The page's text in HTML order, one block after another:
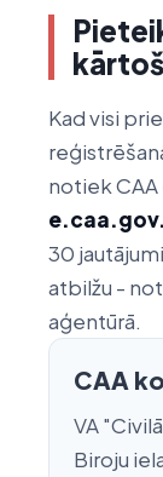
Kad visi
notiek
30
atbilžu -
aģentūrā.
CAA
VA
Biroju